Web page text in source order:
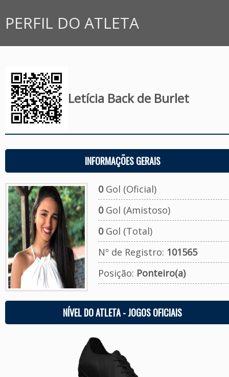
PERFIL DO ATLETA
Letícia Back de Burlet
INFORMAÇÕES GERAIS
0Gol (Oficial)
0Gol (Amistoso)
0Gol (Total)
Nº de Registro: 101565
Posição: Ponteiro(a)
NÍVEL DO ATLETA - JOGOS OFICIAIS